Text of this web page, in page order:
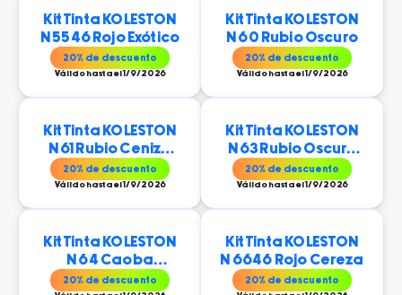
Kit Tinta KOLESTON
N 5546 Rojo Exótico
20% de descuento
Válido hasta el 1/9/2026
Kit Tinta KOLESTON
N 60 Rubio Oscuro
20% de descuento
Válido hasta el 1/9/2026
Kit Tinta KOLESTON
N 61 Rubio Ceniza
Oscuro
20% de descuento
Válido hasta el 1/9/2026
Kit Tinta KOLESTON
N 63 Rubio Oscuro
Dorado Ocaso
20% de descuento
Válido hasta el 1/9/2026
Kit Tinta KOLESTON
N 64 Caoba
Acobreado
20% de descuento
Kit Tinta KOLESTON
N 6646 Rojo Cereza
20% de descuento